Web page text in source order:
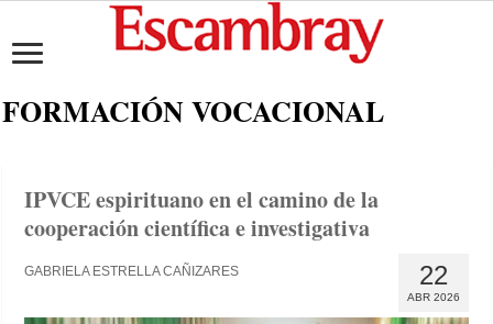
FORMACIÓN VOCACIONAL
IPVCE espirituano en el camino de la
cooperación científica e investigativa
22
ABR 2026
GABRIELA ESTRELLA CAÑIZARES